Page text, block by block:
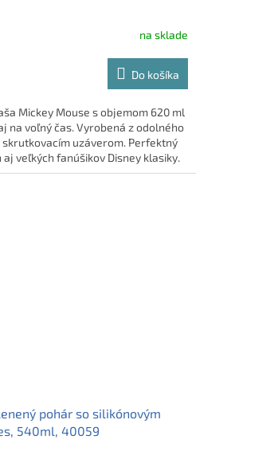
na sklade
Do košíka
Mickey Mouse s objemom 620 ml
na voľný čas. Vyrobená z odolného
uzáverom. Perfektný
veľkých fanúšikov Disney klasiky.
pohár so silikónovým
540ml, 40059